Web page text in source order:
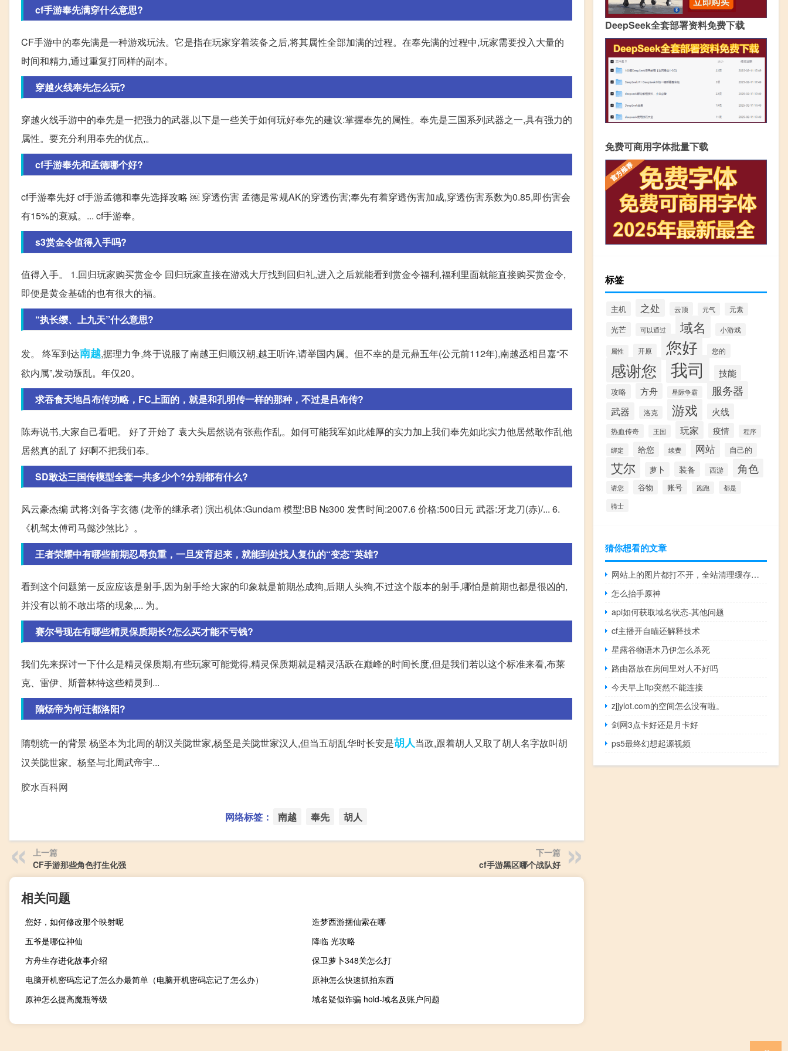
cf手游奉先满穿什么意思?
CF手游中的奉先满是一种游戏玩法。它是指在玩家穿着装备之后,将其属性全部加满的过程。在奉先满的过程中,玩家需要投入大量的
时间和精力,通过重复打同样的副本。
穿越火线奉先怎么玩?
穿越火线手游中的奉先是一把强力的武器,以下是一些关于如何玩好奉先的建议:掌握奉先的属性。奉先是三国系列武器之一,具有强力的
属性。要充分利用奉先的优点,。
cf手游奉先和孟德哪个好?
cf手游奉先好 cf手游孟德和奉先选择攻略 ￼ 穿透伤害 孟德是常规AK的穿透伤害;奉先有着穿透伤害加成,穿透伤害系数为0.85,即伤害会
有15%的衰减。... cf手游奉。
s3赏金令值得入手吗?
值得入手。 1.回归玩家购买赏金令 回归玩家直接在游戏大厅找到回归礼,进入之后就能看到赏金令福利,福利里面就能直接购买赏金令,
即便是黄金基础的也有很大的福。
“执长缨、上九天”什么意思?
发。 终军到达南越,据理力争,终于说服了南越王归顺汉朝,越王听许,请举国内属。但不幸的是元鼎五年(公元前112年),南越丞相吕嘉“不
欲内属”,发动叛乱。年仅20。
求吞食天地吕布传功略，FC上面的，就是和孔明传一样的那种，不过是吕布传?
陈寿说书,大家自己看吧。 好了开始了 袁大头居然说有张燕作乱。如何可能我军如此雄厚的实力加上我们奉先如此实力他居然敢作乱他
居然真的乱了 好啊不把我们奉。
SD敢达三国传模型全套一共多少个?分别都有什么?
风云豪杰编 武将:刘备字玄德 (龙帝的继承者) 演出机体:Gundam 模型:BB №300 发售时间:2007.6 价格:500日元 武器:牙龙刀(赤)/... 6.
《机驾太傅司马懿沙煞比》。
王者荣耀中有哪些前期忍辱负重，一旦发育起来，就能到处找人复仇的“变态”英雄?
看到这个问题第一反应应该是射手,因为射手给大家的印象就是前期怂成狗,后期人头狗,不过这个版本的射手,哪怕是前期也都是很凶的,
并没有以前不敢出塔的现象,... 为。
赛尔号现在有哪些精灵保质期长?怎么买才能不亏钱?
我们先来探讨一下什么是精灵保质期,有些玩家可能觉得,精灵保质期就是精灵活跃在巅峰的时间长度,但是我们若以这个标准来看,布莱
克、雷伊、斯普林特这些精灵到...
隋炀帝为何迁都洛阳?
隋朝统一的背景 杨坚本为北周的胡汉关陇世家,杨坚是关陇世家汉人,但当五胡乱华时长安是胡人当政,跟着胡人又取了胡人名字故叫胡
汉关陇世家。杨坚与北周武帝宇...
胶水百科网
网络标签： 南越 奉先 胡人
上一篇
CF手游那些角色打生化强
下一篇
cf手游黑区哪个战队好
相关问题
您好，如何修改那个映射呢
造梦西游捆仙索在哪
五爷是哪位神仙
降临 光攻略
方舟生存进化故事介绍
保卫萝卜348关怎么打
电脑开机密码忘记了怎么办最简单（电脑开机密码忘记了怎么办）
原神怎么快速抓拍东西
原神怎么提高魔瓶等级
域名疑似诈骗 hold-域名及账户问题
DeepSeek全套部署资料免费下载
免费可商用字体批量下载
标签
主机 之处 云顶 元气 元素
光芒 可以通过 域名 小游戏
属性 开原 您好 您的
感谢您 我司 技能
攻略 方舟 星际争霸 服务器
武器 洛克 游戏 火线
热血传奇 王国 玩家 疫情
程序
绑定
给您 续费 网站 自己的
艾尔 萝卜 装备 西游 角色
请您 谷物 账号 跑跑
都是
骑士
猜你想看的文章
网站上的图片都打不开，全站清理缓存也没用
怎么抬手原神
api如何获取域名状态-其他问题
cf主播开自瞄还解释技术
星露谷物语木乃伊怎么杀死
路由器放在房间里对人不好吗
今天早上ftp突然不能连接
zjjylot.com的空间怎么没有啦。
剑网3点卡好还是月卡好
ps5最终幻想起源视频